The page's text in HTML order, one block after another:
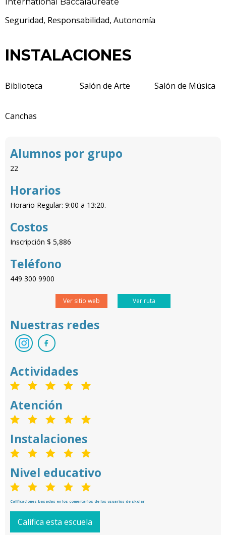
Seguridad, Responsabilidad, Autonomía
INSTALACIONES
Biblioteca Salón de Arte Salón de Música
Canchas
Alumnos por grupo
22
Horarios
Horario Regular: 9:00 a 13:20.
Costos
Inscripción $ 5,886
Teléfono
449 300 9900
Ver sitio web Ver ruta
Nuestras redes
Actividades
Atención
Instalaciones
Nivel educativo
Calificaciones basadas en los comentarios de los usuarios de skolar
Califica esta escuela